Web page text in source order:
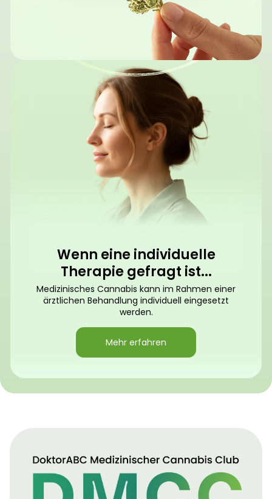
Wenn eine individuelle
Therapie gefragt ist...
Medizinisches Cannabis kann im Rahmen einer
ärztlichen Behandlung individuell eingesetzt
werden.
Mehr erfahren